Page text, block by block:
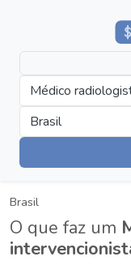
Médico
Brasil
Brasil
O que faz um